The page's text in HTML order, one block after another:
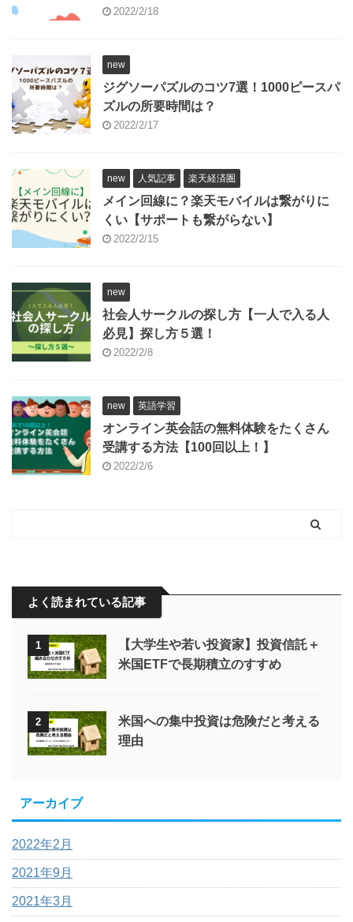
2022/2/18
new
ジグソーパズルのコツ7選！1000ピースパ
ズルの所要時間は？
2022/2/17
new 人気記事 楽天経済圏
メイン回線に？楽天モバイルは繋がりに
くい【サポートも繋がらない】
2022/2/15
new
社会人サークルの探し方【一人で入る人
必見】探し方５選！
2022/2/8
new 英語学習
オンライン英会話の無料体験をたくさん
受講する方法【100回以上！】
2022/2/6
よく読まれている記事
1
【大学生や若い投資家】投資信託＋
米国ETFで長期積立のすすめ
2
米国への集中投資は危険だと考える
理由
アーカイブ
2022年2月
2021年9月
2021年3月